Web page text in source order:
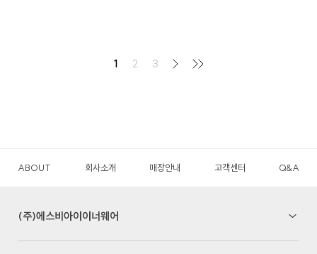
1 2 3
ABOUT 회사소개 매장안내 고객센터 Q&A
(주)에스비아이이너웨어